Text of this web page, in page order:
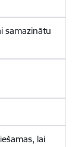
samazinātu
lai